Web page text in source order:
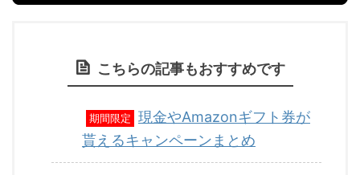
こちらの記事もおすすめです
期間限定
現金やAmazonギフト券が
貰えるキャンペーンまとめ